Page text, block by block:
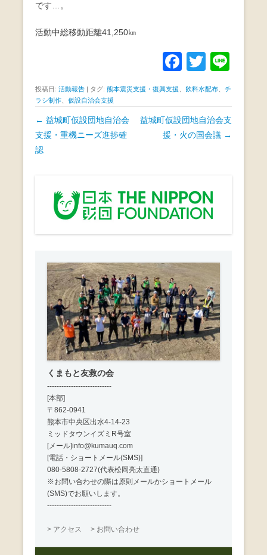
です…。
活動中総移動距離41,250㎞
F
a
c
e
b
k
T
wi
tt
er
投稿日: 活動報告 タグ: 熊本震災支援・復興支援 飲料水配布
チ
ラシ制作
仮設自治会支援
投
稿
ナ
← 益城町仮設団地自治会
支援・重機ニーズ進捗確
認
益城町仮設団地自治会支
援・火の国会議 →
くまもと友救の会
---------------------------
[本部]
〒862-0941
熊本市中央区出水4-14-23
ミッドタウンイズミR号室
[メール]info@kumauq.com
[電話・ショートメール(SMS)]
080-5808-2727(代表松岡亮太直通)
※お問い合わせの際は原則メールかショートメール
(SMS)でお願いします。
---------------------------
> アクセス > お問い合わせ